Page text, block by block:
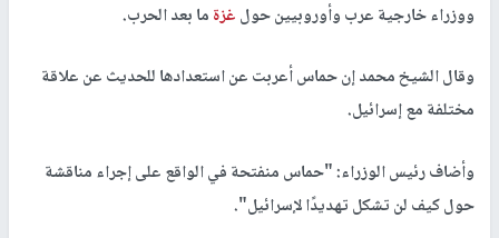
ووزراء خارجية عرب وأوروبيين حولغزةما بعد الحرب.
وقال الشيخ محمد إن حماس أعربت عن استعدادها للحديث عن علاقة
مختلفة مع إسرائيل.
وأضاف رئيس الوزراء: "حماس منفتحة في الواقع على إجراء مناقشة
حول كيف لن تشكل تهديدًا لإسرائيل".